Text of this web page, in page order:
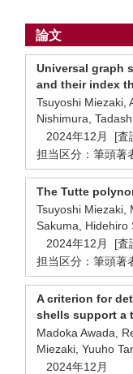
論文
Universal graph
and their index
Tsuyoshi Miezaki,
Nishimura,
2024年12月 [査
担当区分：筆頭著
The Tutte
Tsuyoshi Miezaki,
Sakuma, Hidehiro
2024年12月 [査
担当区分：筆頭著
A criterion for
shells support a
Madoka Awada,
Miezaki, Yuuho
2024年12月